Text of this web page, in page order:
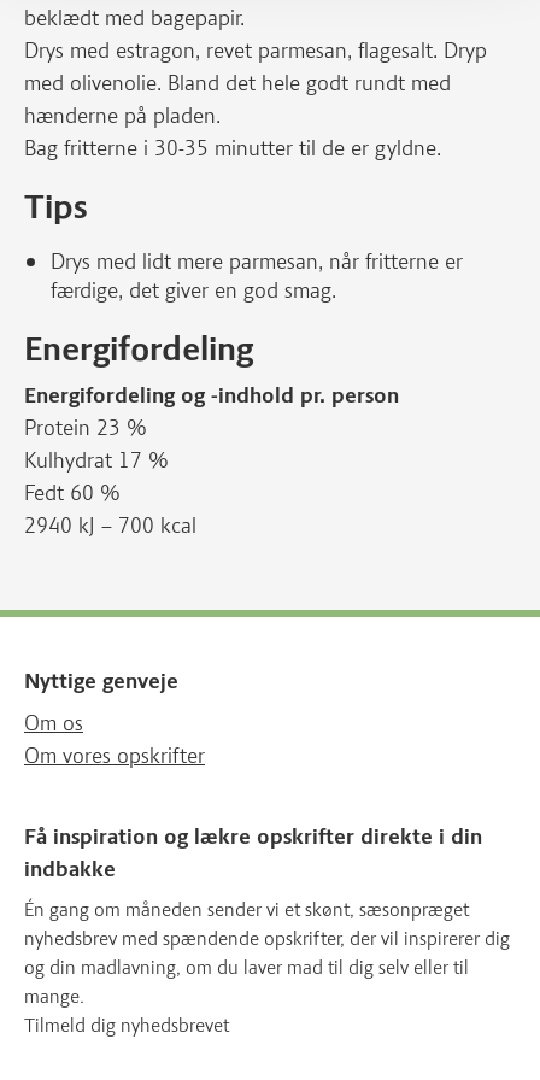
beklædt med bagepapir.
Drys med estragon, revet parmesan, flagesalt. Dryp
med olivenolie. Bland det hele godt rundt med
hænderne på pladen.
Bag fritterne i 30-35 minutter til de er gyldne.
Tips
Drys med lidt mere parmesan, når fritterne er
færdige, det giver en god smag.
Energifordeling
Energifordeling og -indhold pr. person
Protein 23 %
Kulhydrat 17 %
Fedt 60 %
2940 kJ – 700 kcal
Nyttige genveje
Om os
Om vores opskrifter
Få inspiration og lækre opskrifter direkte i din
indbakke
Én gang om måneden sender vi et skønt, sæsonpræget
nyhedsbrev med spændende opskrifter, der vil inspirerer dig
og din madlavning, om du laver mad til dig selv eller til
mange.
Tilmeld dig nyhedsbrevet